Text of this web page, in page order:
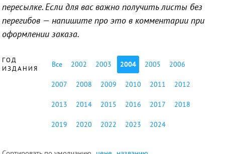
пересылке. Если для вас важно получить листы без
перегибов — напишите про это в комментарии при
оформлении заказа.
ГОД
ИЗДАНИЯ
Все 2002 2003 2004 2005 2006
2007 2008 2009 2010 2011 2012
2013 2014 2015 2016 2017 2018
2019 2020 2022 2023 2024